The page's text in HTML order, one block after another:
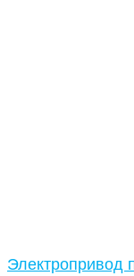
Электропривод